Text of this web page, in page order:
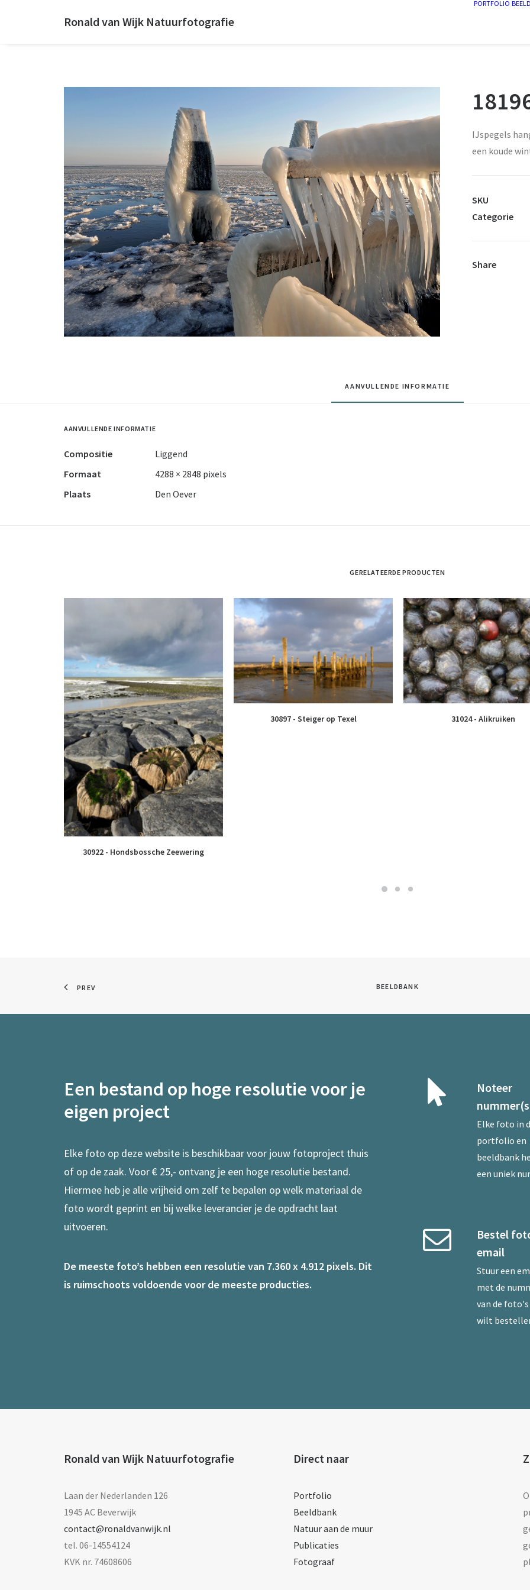
Ronald van Wijk Natuurfotografie
PORTFOLIO
IJspegels
een koude
SKU
Categorie
Share
AANVULLENDE INFORMATIE
AANVULLENDE INFORMATIE
Compositie
Liggend
Formaat
4288 × 2848 pixels
Plaats
Den Oever
GERELATEERDE PRODUCTEN
30922 - Hondsbossche Zeewering
30897 - Steiger op Texel 31024 - Alikruiken
PREV BEELDBANK
Een bestand op hoge resolutie voor je
eigen project
Elke foto op deze website is beschikbaar voor jouw fotoproject thuis
of op de zaak. Voor € 25,- ontvang je een hoge resolutie bestand.
Hiermee heb je alle vrijheid om zelf te bepalen op welk materiaal de
foto wordt geprint en bij welke leverancier je de opdracht laat
uitvoeren.
De meeste foto’s hebben een resolutie van 7.360 x 4.912 pixels. Dit
is ruimschoots voldoende voor de meeste producties.
Noteer
Elke foto in
portfolio en
beeldbank
een uniek
Bestel
email
Stuur een
met de
van de foto's
wilt
Ronald van Wijk Natuurfotografie
Laan der Nederlanden 126
1945 AC Beverwijk
contact@ronaldvanwijk.nl
tel. 06-14554124
KVK nr. 74608606
Direct naar
Portfolio
Beeldbank
Natuur aan de muur
Publicaties
Fotograaf